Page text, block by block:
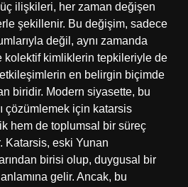
ilişkileri, her zaman değişen
şekillenir. Bu değişim, sadece
değil, aynı zamanda
kolektif kimliklerin tepkileriyle de
en belirgin biçimde
biridir. Modern siyasette, bu
çözümlemek için katarsis
hem de toplumsal bir süreç
Katarsis, eski Yunan
birisi olup, duygusal bir
gelir. Ancak, bu